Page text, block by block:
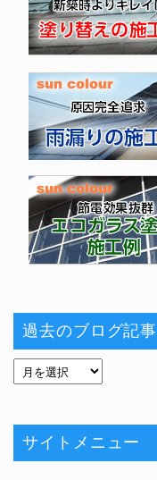
過去のブログ記事
サイトメニュー